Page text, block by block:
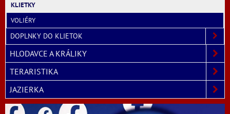
KLIETKY
VOLIÉRY
DOPLNKY DO KLIETOK
HLODAVCE A KRÁLIKY
TERARISTIKA
JAZIERKA